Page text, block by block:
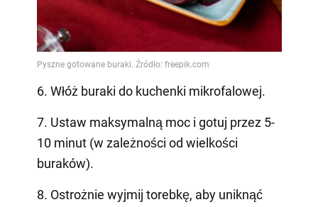
6. Włóż buraki do kuchenki mikrofalowej.
7. Ustaw maksymalną moc i gotuj przez 5-
10 minut (w zależności od wielkości
buraków).
8. Ostrożnie wyjmij torebkę, aby uniknąć